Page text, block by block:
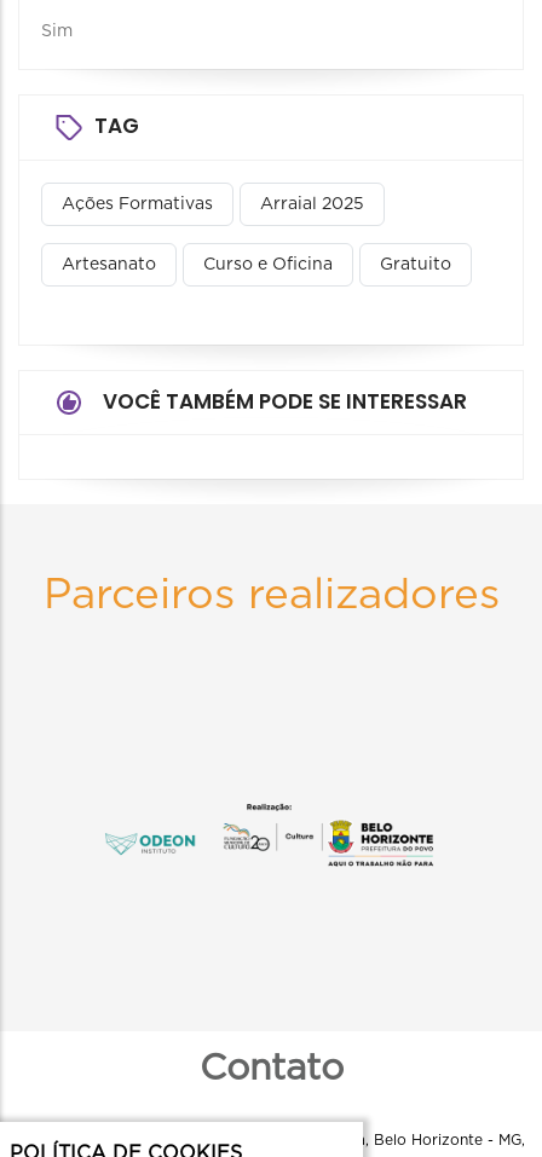
Sim
TAG
Ações Formativas Arraial 2025
Artesanato Curso e Oficina Gratuito
VOCÊ TAMBÉM PODE SE INTERESSAR
Parceiros realizadores
Contato
Instituto Odeon - R. Aquiles Lobo, 79 - Floresta, Belo Horizonte - MG,